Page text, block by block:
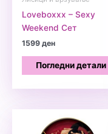
Loveboxxx – Sexy
Weekend Сет
1599ден
Погледни детали